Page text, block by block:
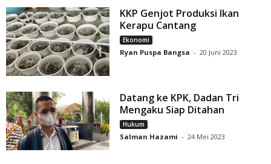
KKP Genjot Produksi Ikan
Kerapu Cantang
Ekonomi
Ryan Puspa Bangsa - 20 Juni 2023
Datang ke KPK, Dadan Tri
Mengaku Siap Ditahan
Hukum
Salman Hazami - 24 Mei 2023